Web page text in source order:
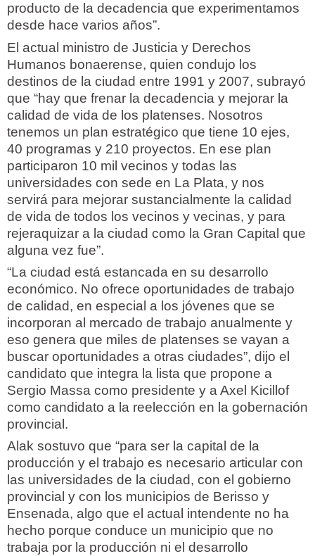
producto de la decadencia que experimentamos
desde hace varios años”.
El actual ministro de Justicia y Derechos
Humanos bonaerense, quien condujo los
destinos de la ciudad entre 1991 y 2007, subrayó
que “hay que frenar la decadencia y mejorar la
calidad de vida de los platenses. Nosotros
tenemos un plan estratégico que tiene 10 ejes,
40 programas y 210 proyectos. En ese plan
participaron 10 mil vecinos y todas las
universidades con sede en La Plata, y nos
servirá para mejorar sustancialmente la calidad
de vida de todos los vecinos y vecinas, y para
rejeraquizar a la ciudad como la Gran Capital que
alguna vez fue”.
“La ciudad está estancada en su desarrollo
económico. No ofrece oportunidades de trabajo
de calidad, en especial a los jóvenes que se
incorporan al mercado de trabajo anualmente y
eso genera que miles de platenses se vayan a
buscar oportunidades a otras ciudades”, dijo el
candidato que integra la lista que propone a
Sergio Massa como presidente y a Axel Kicillof
como candidato a la reelección en la gobernación
provincial.
Alak sostuvo que “para ser la capital de la
producción y el trabajo es necesario articular con
las universidades de la ciudad, con el gobierno
provincial y con los municipios de Berisso y
Ensenada, algo que el actual intendente no ha
hecho porque conduce un municipio que no
trabaja por la producción ni el desarrollo